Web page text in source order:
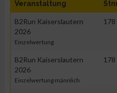
Veranstaltung
B2Run Kaiserslautern
2026
Einzelwertung
178
B2Run Kaiserslautern
2026
Einzelwertung männlich
178